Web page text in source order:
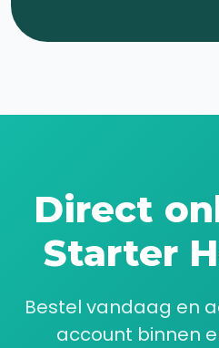
Direct
Starter
Bestel vandaag en
account binnen